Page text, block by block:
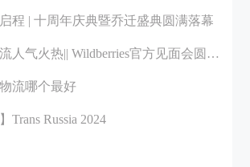
程 | 十周年庆典暨乔迁盛典圆满落幕
气火热|| Wildberries官方见面会圆满举办
流哪个最好
Trans Russia 2024